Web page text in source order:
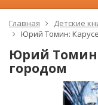
Главная Детские
Юрий Томин:
Юрий
городом